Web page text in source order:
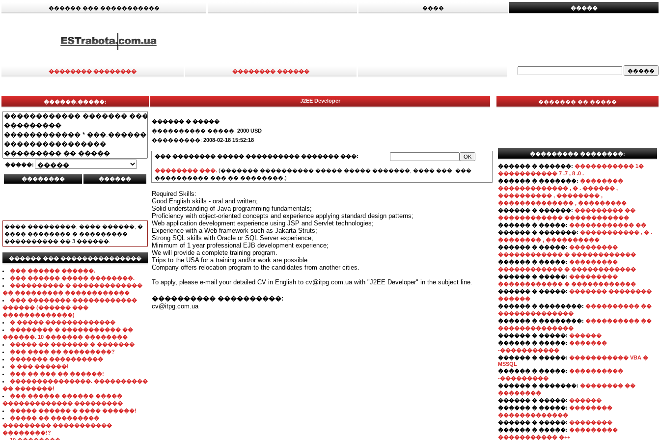
������ ��� ����������� ���� �����
�������� �������� �������� ������
������.�����:
�����:
���� ���������, ���� ������, �
���� �������� � ���������
���������� �� 3 ������.
������ ��� ���������������
��� ������ ������.
��� ������ ����� ��������.
���������� � �������������
�� ��������� ������������
��� �������� ������������
������ (������ ���
�������������)
� ����� �������������
�������� � ����������� ��
������. 10 ������� ��������
����� �� ������� � �������
��� ���� �� ���������?
������� ����������
� ��� ������!
��� �� ��� �� ������!
���������������. ����������
�� �������!
��� ������ ������ �����
������������� ���������
����� ������ � ���� ������!
����� �� ���������
��������� �����������
��������!?
J2EE Developer
������ � �����
���������� �����: 2000 USD
���������: 2008-02-18 15:52:18
��� �������� ����� ���������� ������� ���:
�������� ���. (������� ���������� ����� ����� �������, ���� ���, ���
���������� ��� �� ��������.)
Required Skills:
Good English skills - oral and written;
Solid understanding of Java programming fundamentals;
Proficiency with object-oriented concepts and experience applying standard design patterns;
Web application development experience using JSP and Servlet technologies;
Experience with a Web framework such as Jakarta Struts;
Strong SQL skills with Oracle or SQL Server experience;
Minimum of 1 year professional EJB development experience;
We will provide a complete training program.
Trips to the USA for a training and/or work are possible.
Company offers relocation program to the candidates from another cities.
To apply, please e-mail your detailed CV in English to cv@itpg.com.ua with "J2EE Developer" in the subject line.
���������� ����������:
cv@itpg.com.ua
������� �� �����
��������� ��������:
������ � ������: ����������� 1�
����������� 7 .7 , 8 .0 .
������ � �������: ��������
������������� , � . ������ ,
���������� , �������� ,
�������������� , ���������
������ � ������: ��������� ��
������������ ������������
������ � �����: ������������ ��
������ � �������: ����������� , � .
�������� , ����������
������ � �����: ���������
������������ � ������������
������ � �����: ���������
������������ � ������������
������ � �����: ���������
������������ � ������������
������ � �����: ������� ��������
������
������ � ��������: ���������� ��
��������������
������ � ��������: ���������� ��
��������������
������ � �����: ������
������ � �����: �������
-�����������
������ � �����: ����������� VBA �
MSSQL
������ � �����: ����������
-���������
������ � �������: �������� ��
��������
������ � �����: ������
������ � �����: ��������
�������������
������ � �����: ��������
������ � �����: ���������
����������� �++